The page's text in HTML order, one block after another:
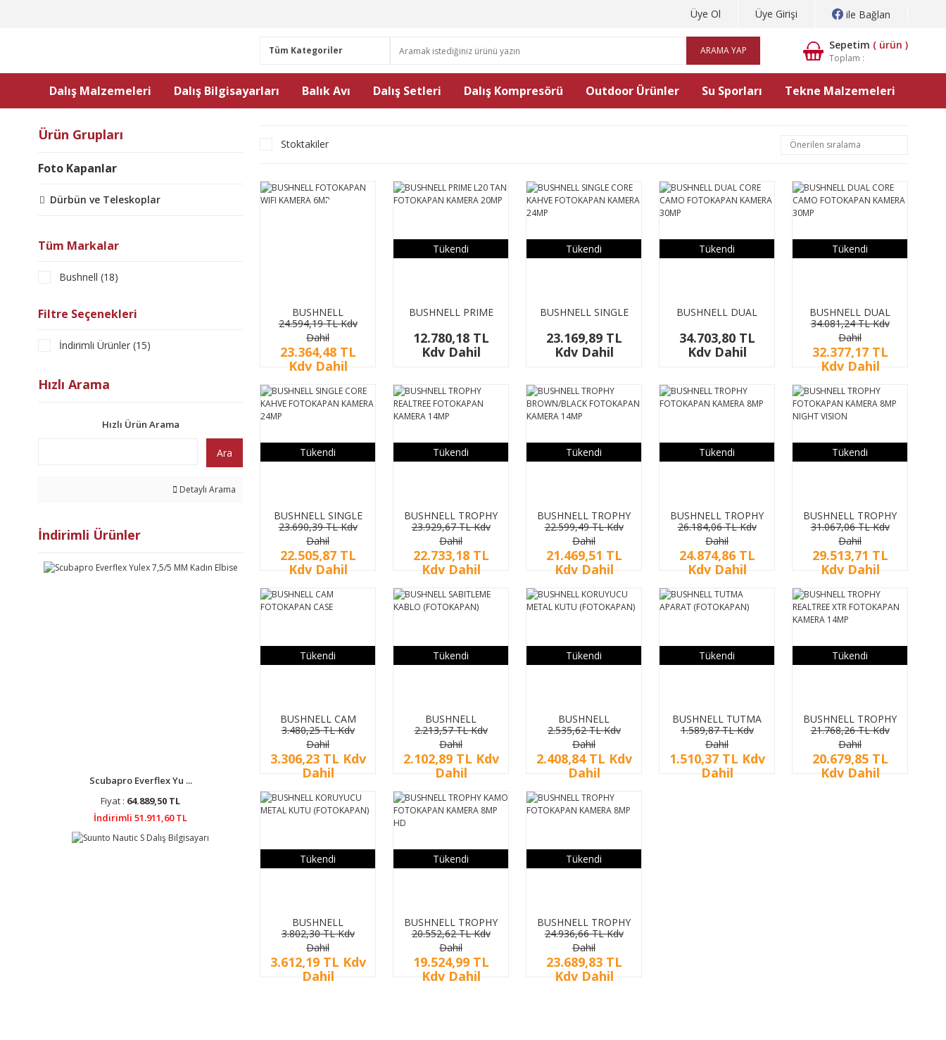
Üye Ol Üye Girişi ile Bağlan
ARAMA YAP Sepetim ( ürün )
Toplam :
Dalış Malzemeleri Dalış Bilgisayarları Balık Avı Dalış Setleri Dalış Kompresörü Outdoor Ürünler Su Sporları Tekne Malzemeleri
Ürün Grupları
Foto Kapanlar
Dürbün ve Teleskoplar
Tüm Markalar
Bushnell (18)
Filtre Seçenekleri
İndirimli Ürünler (15)
Hızlı Arama
Hızlı Ürün Arama
Ara
Detaylı Arama
İndirimli Ürünler
Scubapro Everflex Yu ...
Fiyat : 64.889,50 TL
İndirimli 51.911,60 TL
Stoktakiler
%5
BUSHNELL
FOTOKAPAN WIFI
KAMERA 6MP
24.594,19 TL Kdv
Dahil
23.364,48 TL
Kdv Dahil
Tükendi
BUSHNELL PRIME
FOTOKAPAN
KAMERA 20MP
12.780,18 TL
Kdv Dahil
Tükendi
BUSHNELL SINGLE
FOTOKAPAN
KAMERA 24MP
23.169,89 TL
Kdv Dahil
Tükendi
BUSHNELL DUAL
FOTOKAPAN
KAMERA 30MP
34.703,80 TL
Kdv Dahil
Tükendi
BUSHNELL DUAL
CORE CAMO
FOTOKAPAN
KAMERA 30MP
34.081,24 TL Kdv
Dahil
32.377,17 TL
Kdv Dahil
Tükendi
BUSHNELL SINGLE
CORE KAHVE
FOTOKAPAN
KAMERA 24MP
23.690,39 TL Kdv
Dahil
22.505,87 TL
Kdv Dahil
Tükendi
BUSHNELL TROPHY
REALTREE
FOTOKAPAN
KAMERA 14MP
23.929,67 TL Kdv
Dahil
22.733,18 TL
Kdv Dahil
Tükendi
BUSHNELL TROPHY
BROWN/BLACK
FOTOKAPAN
KAMERA 14MP
22.599,49 TL Kdv
Dahil
21.469,51 TL
Kdv Dahil
Tükendi
BUSHNELL TROPHY
FOTOKAPAN
KAMERA 8MP
26.184,06 TL Kdv
Dahil
24.874,86 TL
Kdv Dahil
Tükendi
BUSHNELL TROPHY
FOTOKAPAN
KAMERA 8MP NIGHT
VISION
31.067,06 TL Kdv
Dahil
29.513,71 TL
Kdv Dahil
Tükendi
BUSHNELL CAM
FOTOKAPAN CASE
3.480,25 TL Kdv
Dahil
3.306,23 TL Kdv
Dahil
Tükendi
BUSHNELL
SABITLEME KABLO
(FOTOKAPAN)
2.213,57 TL Kdv
Dahil
2.102,89 TL Kdv
Dahil
Tükendi
BUSHNELL
KORUYUCU METAL
KUTU (FOTOKAPAN)
2.535,62 TL Kdv
Dahil
2.408,84 TL Kdv
Dahil
Tükendi
BUSHNELL TUTMA
APARAT
(FOTOKAPAN)
1.589,87 TL Kdv
Dahil
1.510,37 TL Kdv
Dahil
Tükendi
BUSHNELL TROPHY
REALTREE XTR
FOTOKAPAN
KAMERA 14MP
21.768,26 TL Kdv
Dahil
20.679,85 TL
Kdv Dahil
Tükendi
BUSHNELL
KORUYUCU METAL
KUTU (FOTOKAPAN)
3.802,30 TL Kdv
Dahil
3.612,19 TL Kdv
Dahil
Tükendi
BUSHNELL TROPHY
KAMO FOTOKAPAN
KAMERA 8MP HD
20.552,62 TL Kdv
Dahil
19.524,99 TL
Kdv Dahil
Tükendi
BUSHNELL TROPHY
FOTOKAPAN
KAMERA 8MP
24.936,66 TL Kdv
Dahil
23.689,83 TL
Kdv Dahil